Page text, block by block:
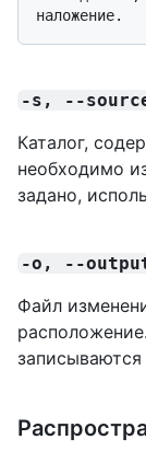
-s, --
Каталог,
необходимо
задано,
-o, --
Файл